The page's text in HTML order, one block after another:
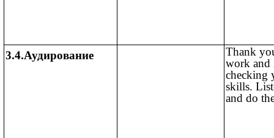
3.4.Аудирование
Thank
work and
checking
skills.
and do